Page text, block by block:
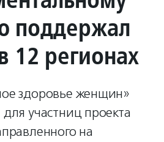
поддержал
регионах
здоровье женщин»
участниц проекта
на